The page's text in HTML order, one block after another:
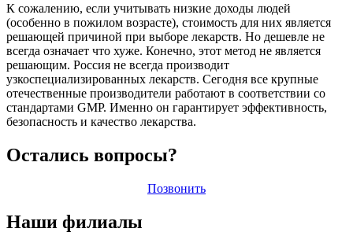
К сожалению, если учитывать низкие доходы людей
(особенно в пожилом возрасте), стоимость для них является
решающей причиной при выборе лекарств. Но дешевле не
всегда означает что хуже. Конечно, этот метод не является
решающим. Россия не всегда производит
узкоспециализированных лекарств. Сегодня все крупные
отечественные производители работают в соответствии со
стандартами GMP. Именно он гарантирует эффективность,
безопасность и качество лекарства.
Остались вопросы?
Позвонить
Наши филиалы